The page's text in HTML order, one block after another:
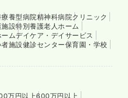
療養型病院精神科病院クリニック
施設特別養護老人ホーム
ームデイケア・デイサービス
施設健診センター保育園・学校
万円以上600万円以上